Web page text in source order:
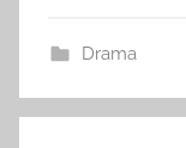
Drama